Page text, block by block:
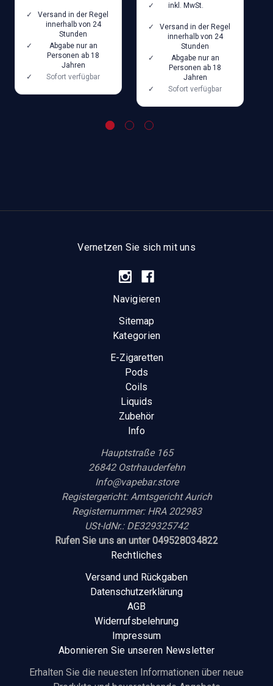
Versand in der Regel
innerhalb von 24
Stunden
Abgabe nur an
Personen ab 18
Jahren
Sofort verfügbar
inkl. MwSt.
Versand in der Regel
innerhalb von 24
Stunden
Abgabe nur an
Personen ab 18
Jahren
Sofort verfügbar
Vernetzen Sie sich mit uns
Navigieren
Sitemap
Kategorien
E-Zigaretten
Pods
Coils
Liquids
Zubehör
Info
Hauptstraße 165
26842 Ostrhauderfehn
Info@vapebar.store
Registergericht: Amtsgericht Aurich
Registernummer: HRA 202983
USt-IdNr.: DE329325742
Rufen Sie uns an unter 049528034822
Rechtliches
Versand und Rückgaben
Datenschutzerklärung
AGB
Widerrufsbelehrung
Impressum
Abonnieren Sie unseren Newsletter
Erhalten Sie die neuesten Informationen über neue